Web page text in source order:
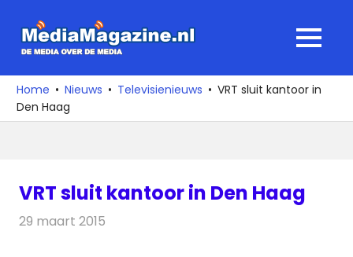
naar
media
over
de
MENU
Home Nieuws Televisienieuws
VRT sluit kantoor in
Den Haag
VRT sluit kantoor in Den Haag
29 maart 2015